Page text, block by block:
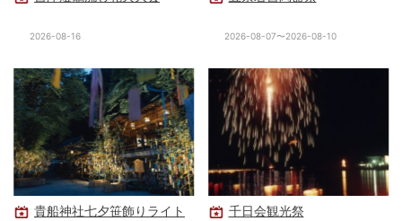
2026-08-16 2026-08-07〜2026-08-10
貴船神社七夕笹飾りライト
千日会観光祭